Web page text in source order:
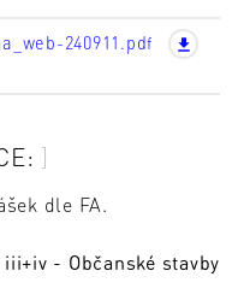
240911.pdf
dle FA.
- Občanské stavby